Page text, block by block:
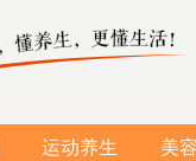
运动养生 美